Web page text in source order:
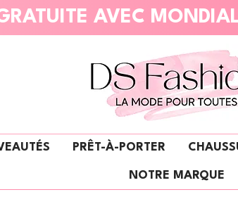
AVEC
PRÊT-À-PORTER
NOTRE MARQUE